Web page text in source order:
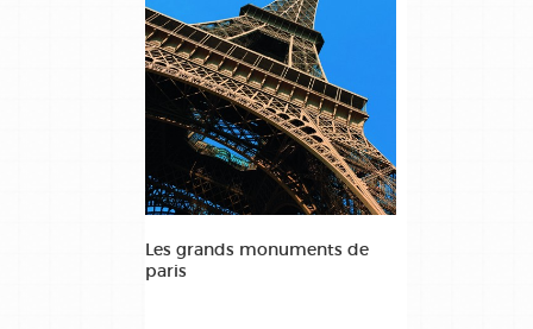
Les grands monuments de
paris